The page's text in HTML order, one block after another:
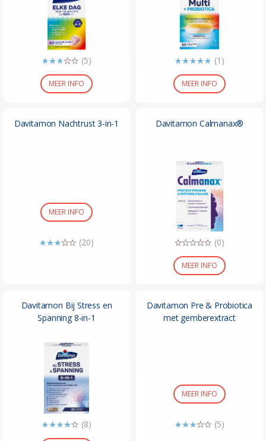
MEER INFO
(5)
MEER INFO
(1)
Davitamon Nachtrust 3-in-1
MEER INFO
(20)
Davitamon Calmanax®
MEER INFO
(0)
Davitamon Bij Stress en
Spanning 8-in-1
(8)
Davitamon Pre & Probiotica
met gemberextract
MEER INFO
(5)